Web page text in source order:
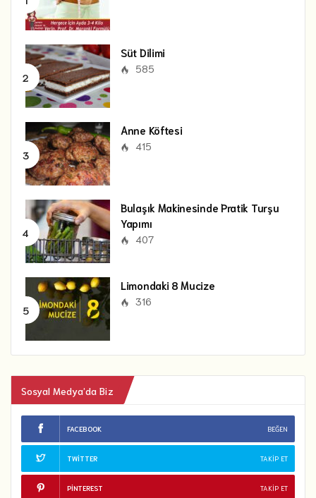
Süt Dilimi
585
Anne Köftesi
415
Bulaşık Makinesinde Pratik Turşu
Yapımı
407
Limondaki 8 Mucize
316
Sosyal Medya’da Biz
FACEBOOK BEĞEN
TWITTER TAKIP ET
PINTEREST TAKIP ET